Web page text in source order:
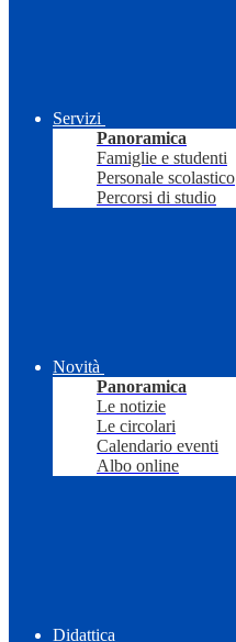
Servizi
Panoramica
Famiglie e studenti
Personale scolastico
Percorsi di studio
Novità
Panoramica
Le notizie
Le circolari
Calendario eventi
Albo online
Didattica